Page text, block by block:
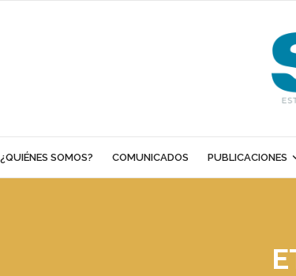
¿QUIÉNES SOMOS? COMUNICADOS PUBLICACIONES